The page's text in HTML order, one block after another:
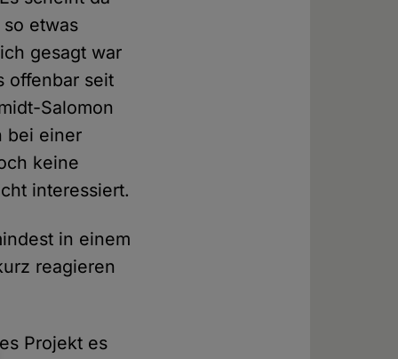
etwas
gesagt war
offenbar seit
Salomon
bei einer
keine
interessiert.
in einem
reagieren
Projekt es